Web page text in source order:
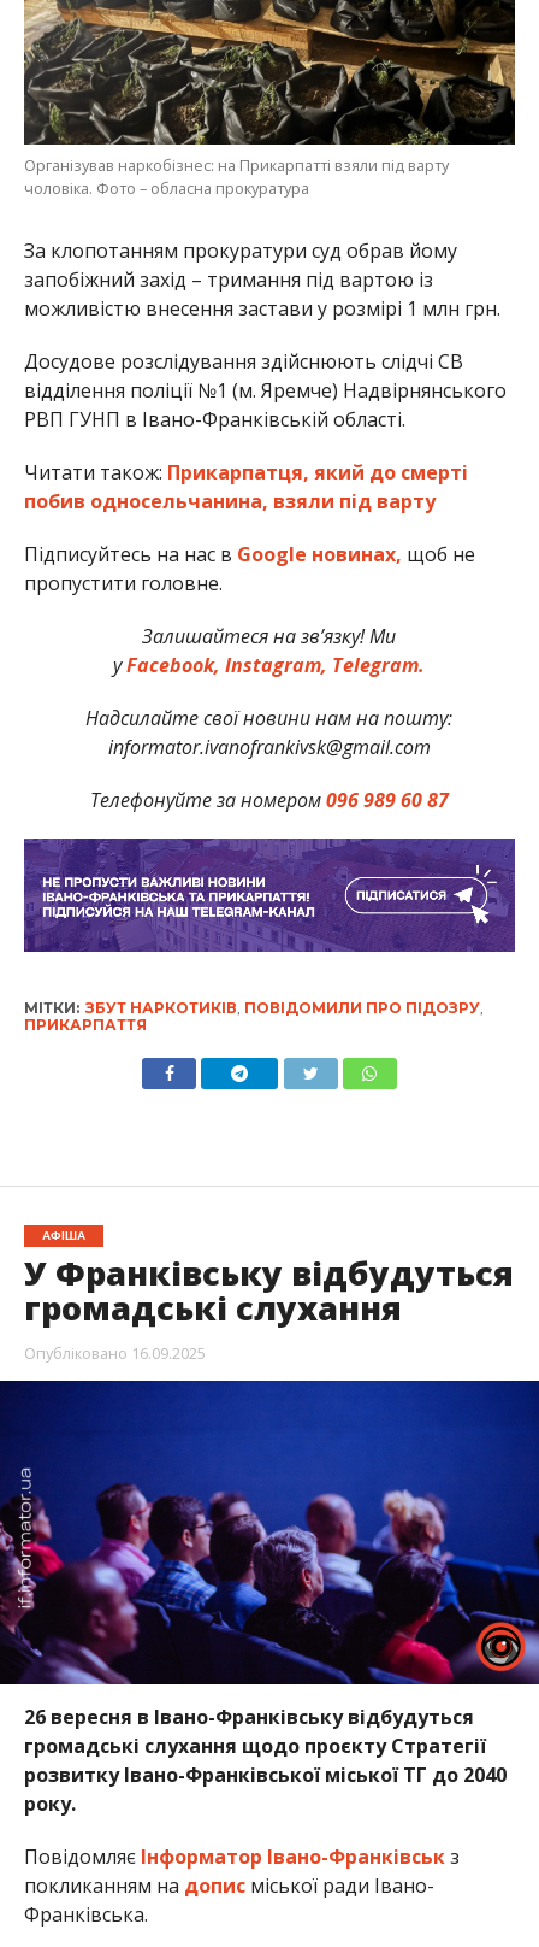
Організував наркобізнес: на Прикарпатті взяли під варту
чоловіка. Фото – обласна прокуратура
За клопотанням прокуратури суд обрав йому
запобіжний захід – тримання під вартою із
можливістю внесення застави у розмірі 1 млн грн.
Досудове розслідування здійснюють слідчі СВ
відділення поліції №1 (м. Яремче) Надвірнянського
РВП ГУНП в Івано-Франківській області.
Читати також: Прикарпатця, який до смерті
побив односельчанина, взяли під варту
Підписуйтесь на нас в Google новинах, щоб не
пропустити головне.
Залишайтеся на зв’язку! Ми
уFacebook, Instagram, Telegram.
Надсилайте свої новини нам на пошту:
informator.ivanofrankivsk@gmail.com
Телефонуйте за номером096 989 60 87
МІТКИ: ЗБУТ НАРКОТИКІВ ПОВІДОМИЛИ ПРО ПІДОЗРУ,
ПРИКАРПАТТЯ
АФІША
У Франківську відбудуться
громадські слухання
Опубліковано 16.09.2025
26 вересня в Івано-Франківську відбудуться
громадські слухання щодо проєкту Стратегії
розвитку Івано-Франківської міської ТГ до 2040
року.
Повідомляє Інформатор Івано-Франківськз
покликанням на дописміської ради Івано-
Франківська.